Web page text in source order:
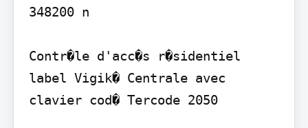
348200 n
Contr�le d'acc�s r�sidentiel
label Vigik� Centrale avec
clavier cod� Tercode 2050